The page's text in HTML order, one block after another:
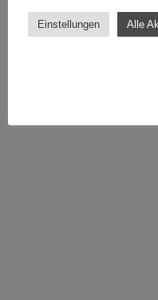
Einstellungen Alle